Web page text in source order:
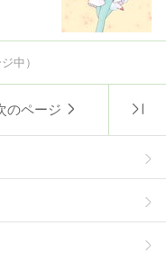
中）
のページ